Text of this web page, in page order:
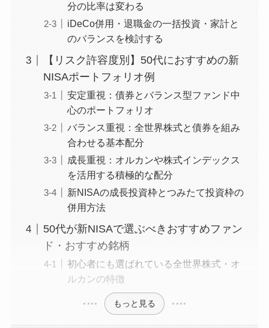
分の比率は変わる
iDeCo併用・退職金の一括投資・家計と
のバランスを検討する
【リスク許容度別】50代におすすめの新
NISAポートフォリオ例
安定重視：債券とバランス型ファンド中
心のポートフォリオ
バランス重視：全世界株式と債券を組み
合わせる基本配分
成長重視：オルカンや株式インデックス
を活用する積極的な配分
新NISAの成長投資枠とつみたて投資枠の
併用方法
50代が新NISAで選ぶべきおすすめファン
ド・おすすめ銘柄
初心者にも選ばれている全世界株式・オ
ルカンの特徴
もっと見る